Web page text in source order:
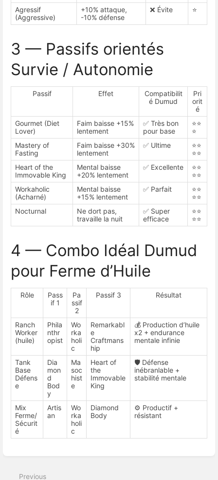
Agressif
(Aggressive)
+10% attaque,
-10% défense
❌ Évite ⭐
3 — Passifs orientés
Survie / Autonomie
Passif Effet
Compatibilit
é Dumud
Pri
orit
é
Gourmet (Diet
Lover)
Faim baisse +15%
lentement
✅ Très bon
pour base
⭐⭐
⭐
Mastery of
Fasting
Faim baisse +30%
lentement
✅ Ultime
⭐⭐
⭐⭐
Heart of the
Immovable King
Mental baisse
+20% lentement
✅ Excellente
⭐⭐
⭐⭐
Workaholic
(Acharné)
Mental baisse
+15% lentement
✅ Parfait
⭐⭐
⭐⭐
Nocturnal
Ne dort pas,
travaille la nuit
✅ Super
efficace
⭐⭐
⭐⭐
4 — Combo Idéal Dumud
pour Ferme d’Huile
Rôle
Pass
if 1
Pa
ssif
2
Passif 3 Résultat
Ranch
Worker
(huile)
Phila
nthr
opist
Wo
rka
holi
c
Remarkabl
e
Craftmans
hip
💰 Production d’huile
x2 + endurance
mentale infinie
Tank
Base
Défens
e
Dia
mon
d
Bod
y
Ma
soc
hist
e
Heart of
the
Immovable
King
🛡️ Défense
inébranlable +
stabilité mentale
Mix
Ferme/
Sécurit
é
Artis
an
Wo
rka
holi
c
Diamond
Body
⚙️ Productif +
résistant
mode
Previous